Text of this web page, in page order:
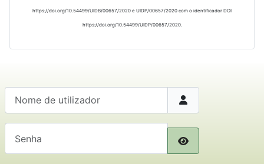
https://doi.org/10.54499/UIDB/00657/2020 e UIDP/00657/2020 com o identificador DOI
https://doi.org/10.54499/UIDP/00657/2020.
Mostrar senha